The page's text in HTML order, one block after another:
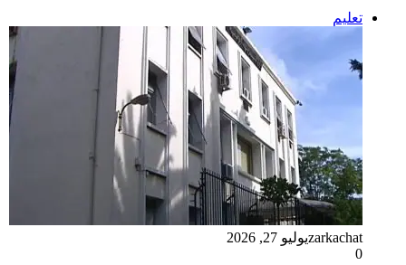
تعليم
zarkachatيوليو 27, 2026
0